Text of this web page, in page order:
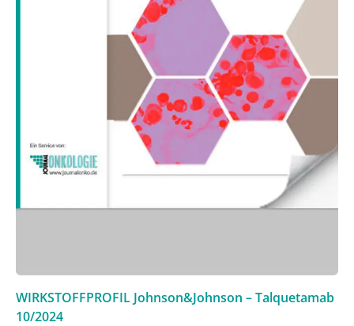
WIRKSTOFFPROFIL Johnson&Johnson – Talquetamab
10/2024